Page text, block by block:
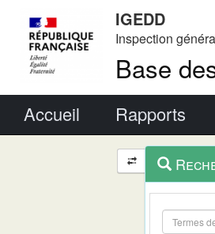
IGEDD
Inspection
Base
Accueil Rapports
Navigation
et
outils
contextuel